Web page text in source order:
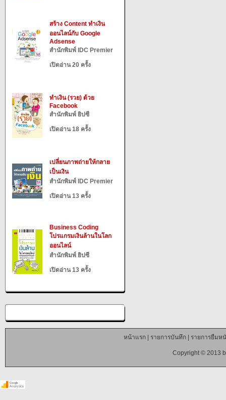
สร้าง Content ทำเงิน
ออนไลน์กับ Google
Adsense
สำนักพิมพ์ IDC Premier
เปิดอ่าน 20 ครั้ง
ทำเงิน (รวย) ด้วย
Facebook
สำนักพิมพ์ ยิปซี
เปิดอ่าน 18 ครั้ง
เปลี่ยนภาพถ่ายให้กลาย
เป็นเงิน
สำนักพิมพ์ IDC Premier
เปิดอ่าน 13 ครั้ง
Business Coding
โปรแกรมเงินล้านในโลก
ออนไลน์
สำนักพิมพ์ ยิปซี
เปิดอ่าน 13 ครั้ง
หน้าแรก| รายการบันทึก| รายการยืมห
Copyright © 2013